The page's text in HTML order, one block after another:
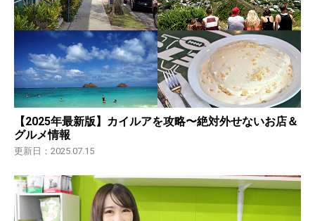
【2025年最新版】カイルアを攻略〜絶対外せないお店＆
グルメ情報
更新日：2025.07.15